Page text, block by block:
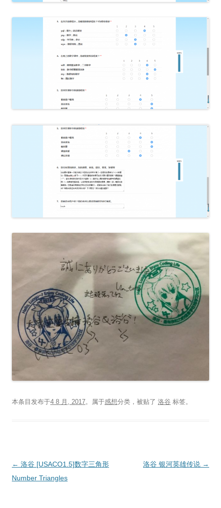
本条目发布于4 8 月, 2017。属于感想分类，被贴了 洛谷 标签。
文
章
← 洛谷 [USACO1.5]数字三角形
Number Triangles
洛谷 银河英雄传说 →